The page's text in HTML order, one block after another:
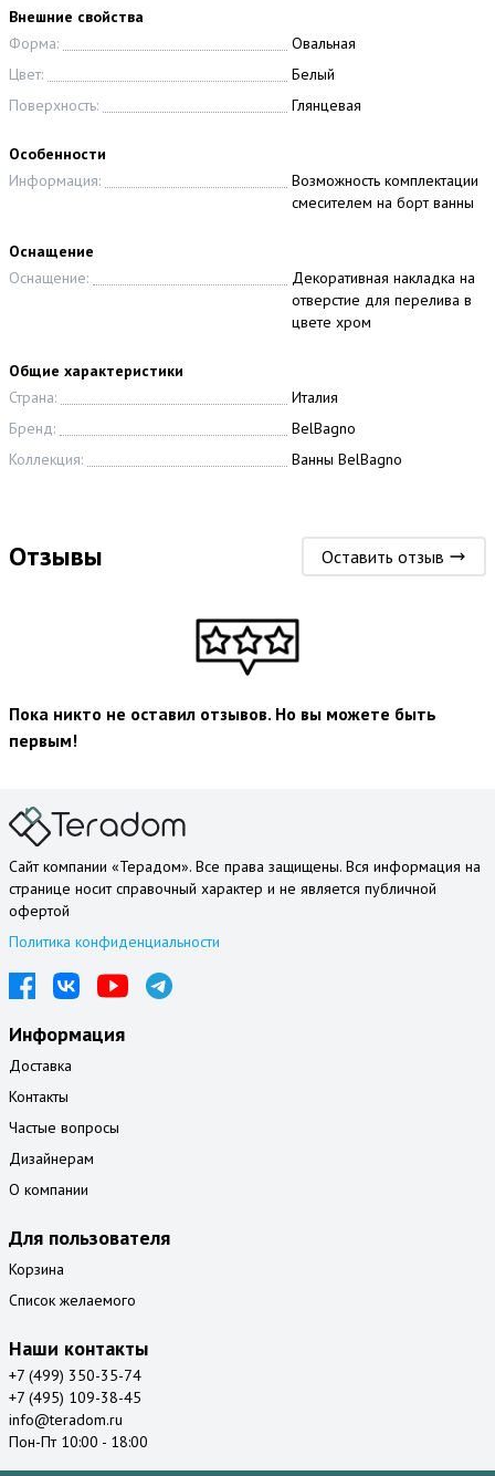
Внешние свойства
Форма:
Овальная
Цвет:
Белый
Поверхность:
Глянцевая
Особенности
Информация:
Возможность комплектации
смесителем на борт ванны
Оснащение
Оснащение:
Декоративная накладка на
отверстие для перелива в
цвете хром
Общие характеристики
Страна:
Италия
Бренд:
BelBagno
Коллекция:
Ванны BelBagno
Отзывы Оставить отзыв
Пока никто не оставил отзывов. Но вы можете быть
первым!
Сайт компании «Терадом». Все права защищены. Вся информация на
странице носит справочный характер и не является публичной
офертой
Политика конфиденциальности
Информация
Доставка
Контакты
Частые вопросы
Дизайнерам
О компании
Для пользователя
Корзина
Список желаемого
Наши контакты
+7 (499) 350-35-74
+7 (495) 109-38-45
info@teradom.ru
Пон-Пт 10:00 - 18:00